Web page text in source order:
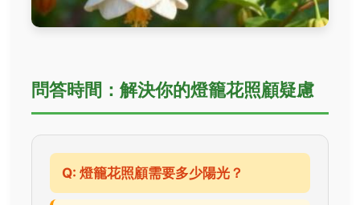
問答時間：解決你的燈籠花照顧疑慮
Q: 燈籠花照顧需要多少陽光？